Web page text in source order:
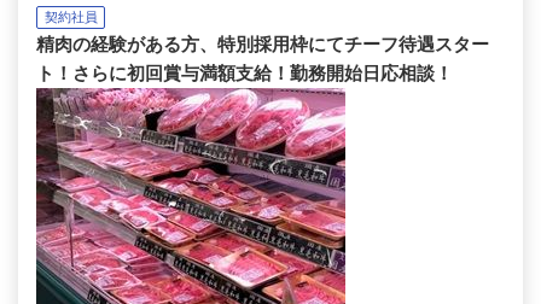
契約社員
精肉の経験がある方、特別採用枠にてチーフ待遇スター
ト！さらに初回賞与満額支給！勤務開始日応相談！